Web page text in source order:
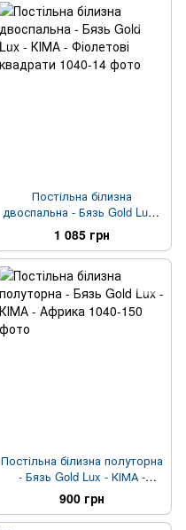
Постільна білизна
двоспальна - Бязь Gold Lux -
КІМА - Фіолетові квадрати
1 085 грн
Постільна білизна полуторна
- Бязь Gold Lux - КІМА -
Африка
900 грн